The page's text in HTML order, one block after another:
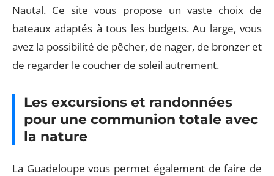
Nautal. Ce site vous propose un vaste choix de
bateaux adaptés à tous les budgets. Au large, vous
avez la possibilité de pêcher, de nager, de bronzer et
de regarder le coucher de soleil autrement.
Les excursions et randonnées
pour une communion totale avec
la nature
La Guadeloupe vous permet également de faire de